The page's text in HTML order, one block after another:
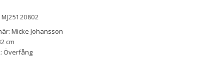
Micke Johansson
cm
Överfång